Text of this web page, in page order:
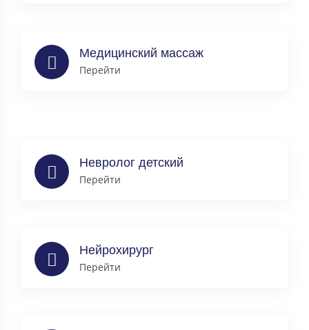
Медицинский массаж
Перейти
Невролог детский
Перейти
Нейрохирург
Перейти